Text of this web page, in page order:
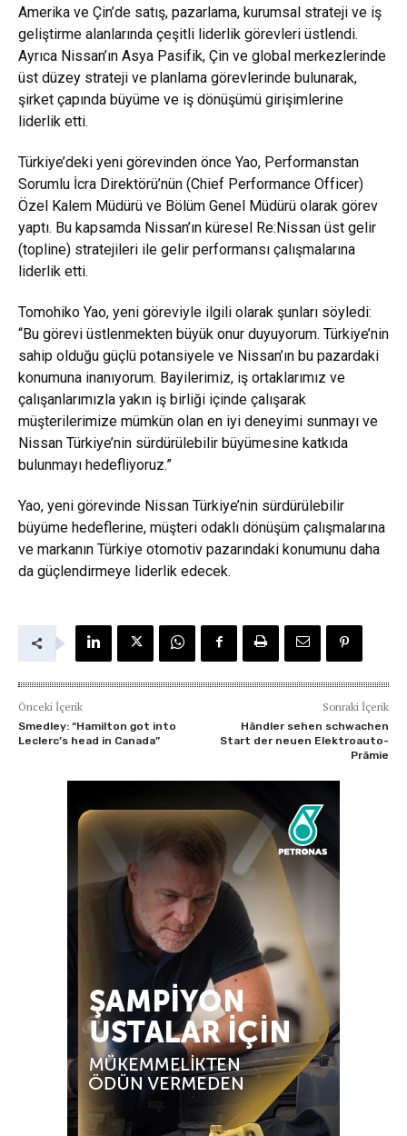
Amerika ve Çin’de satış, pazarlama, kurumsal strateji ve iş
geliştirme alanlarında çeşitli liderlik görevleri üstlendi.
Ayrıca Nissan’ın Asya Pasifik, Çin ve global merkezlerinde
üst düzey strateji ve planlama görevlerinde bulunarak,
şirket çapında büyüme ve iş dönüşümü girişimlerine
liderlik etti.
Türkiye’deki yeni görevinden önce Yao, Performanstan
Sorumlu İcra Direktörü’nün (Chief Performance Officer)
Özel Kalem Müdürü ve Bölüm Genel Müdürü olarak görev
yaptı. Bu kapsamda Nissan’ın küresel Re:Nissan üst gelir
(topline) stratejileri ile gelir performansı çalışmalarına
liderlik etti.
Tomohiko Yao, yeni göreviyle ilgili olarak şunları söyledi:
“Bu görevi üstlenmekten büyük onur duyuyorum. Türkiye’nin
sahip olduğu güçlü potansiyele ve Nissan’ın bu pazardaki
konumuna inanıyorum. Bayilerimiz, iş ortaklarımız ve
çalışanlarımızla yakın iş birliği içinde çalışarak
müşterilerimize mümkün olan en iyi deneyimi sunmayı ve
Nissan Türkiye’nin sürdürülebilir büyümesine katkıda
bulunmayı hedefliyoruz.”
Yao, yeni görevinde Nissan Türkiye’nin sürdürülebilir
büyüme hedeflerine, müşteri odaklı dönüşüm çalışmalarına
ve markanın Türkiye otomotiv pazarındaki konumunu daha
da güçlendirmeye liderlik edecek.
Önceki İçerik
Smedley: “Hamilton got into
Leclerc’s head in Canada”
Sonraki İçerik
Händler sehen schwachen
Start der neuen Elektroauto-
Prämie